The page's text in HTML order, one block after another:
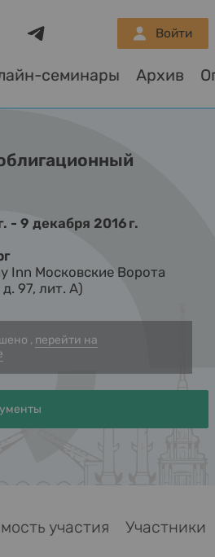
семинары Архив
Войти
- 9 декабря 2016 г.
Inn Московские Ворота
97, лит. А)
, перейти на
участия